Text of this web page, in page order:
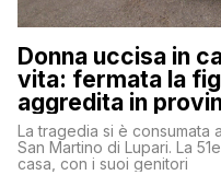
Donna uccisa in
vita: fermata la
aggredita in
La tragedia si è consumata
San Martino di Lupari. La
casa, con i suoi genitori